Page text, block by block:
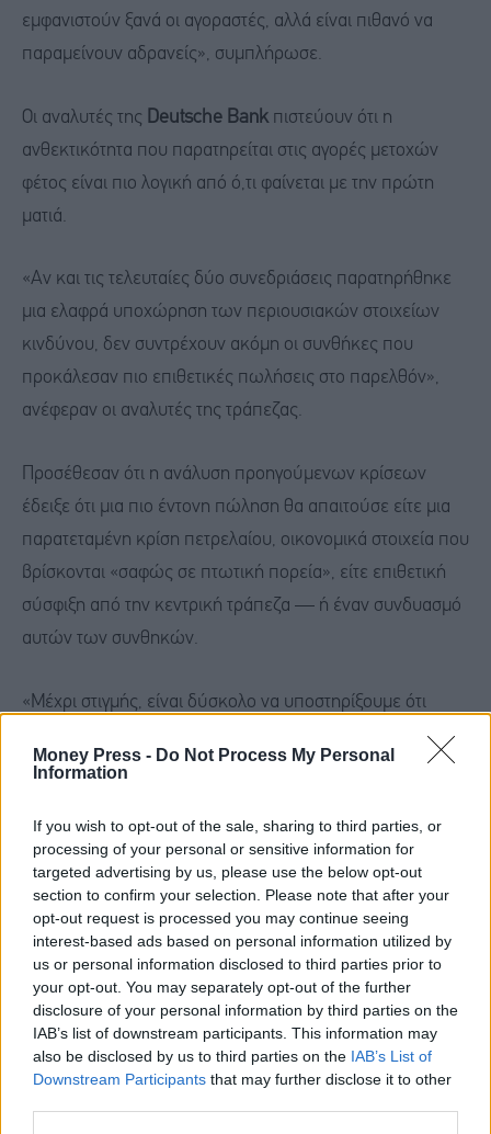
Money Press - Do Not Process My Personal
Information
If you wish to opt-out of the sale, sharing to third parties, or
processing of your personal or sensitive information for
targeted advertising by us, please use the below opt-out
section to confirm your selection. Please note that after your
opt-out request is processed you may continue seeing
interest-based ads based on personal information utilized by
us or personal information disclosed to third parties prior to
your opt-out. You may separately opt-out of the further
disclosure of your personal information by third parties on the
IAB’s list of downstream participants. This information may
also be disclosed by us to third parties on the IAB’s List of
Downstream Participants that may further disclose it to other
εμφανιστούν ξανά οι αγοραστές, αλλά είναι πιθανό να
παραμείνουν αδρανείς», συμπλήρωσε.
Οι αναλυτές της Deutsche Bank πιστεύουν ότι η
ανθεκτικότητα που παρατηρείται στις αγορές μετοχών
φέτος είναι πιο λογική από ό,τι φαίνεται με την πρώτη
ματιά.
«Αν και τις τελευταίες δύο συνεδριάσεις παρατηρήθηκε
μια ελαφρά υποχώρηση των περιουσιακών στοιχείων
κινδύνου, δεν συντρέχουν ακόμη οι συνθήκες που
προκάλεσαν πιο επιθετικές πωλήσεις στο παρελθόν»,
ανέφεραν οι αναλυτές της τράπεζας.
Προσέθεσαν ότι η ανάλυση προηγούμενων κρίσεων
έδειξε ότι μια πιο έντονη πώληση θα απαιτούσε είτε μια
παρατεταμένη κρίση πετρελαίου, οικονομικά στοιχεία που
βρίσκονται «σαφώς σε πτωτική πορεία», είτε επιθετική
σύσφιξη από την κεντρική τράπεζα — ή έναν συνδυασμό
αυτών των συνθηκών.
«Μέχρι στιγμής, είναι δύσκολο να υποστηρίξουμε ότι
έχουμε κάποια από αυτές τις περιπτώσεις», ανέφερε η
ανακοίνωση της
. «Το πιο κοντινό είναι το
καθώς οι αγορές προεξοφλούν όλο και περισσότερο μια
μακρύτερη περίοδο αυξημένων τιμών πετρελαίου».
Ωστόσο, σημείωσαν ότι το εξάμηνο συμβόλαιο
μελλοντικής εκπλήρωσης τουBrent εξακολουθεί να
διαπραγματεύεται ελαφρώς πάνω από τα 90 δολάρια ανά
βαρέλι, προσθέτοντας ότι «η μείωση της ενεργειακής
έντασης σημαίνει ότι ένα δεδομένο επίπεδο τιμών